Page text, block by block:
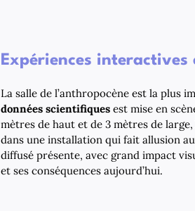
Expériences interactives
La salle de l’anthropocène est la plus
données scientifiques est mise en
mètres de haut et de 3 mètres de large,
dans une installation qui fait allusion
diffusé présente, avec grand impact
et ses conséquences aujourd’hui.